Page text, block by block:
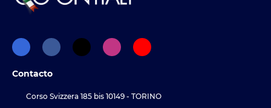
Contacto
Corso Svizzera 185 bis 10149 - TORINO